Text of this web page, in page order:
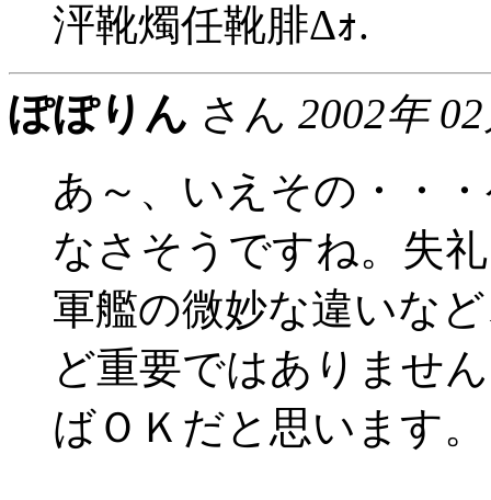
泙靴燭任靴腓Δｫ.
ぽぽりん さん 2002年
あ～、いえその・・
なさそうですね。失
軍艦の微妙な違いな
ど重要ではありませ
ばＯＫだと思います。